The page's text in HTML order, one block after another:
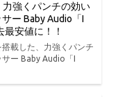
強くパンチの効い
ー Baby Audio「I
安値に！！
載した、力強くパンチ
ー Baby Audio「I